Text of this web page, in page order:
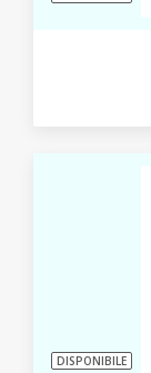
DISPONIBILE